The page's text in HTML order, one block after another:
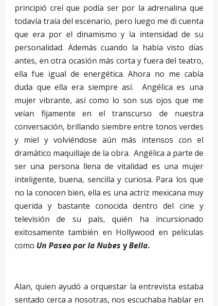
principió creí que podía ser por la adrenalina que
todavía traía del escenario, pero luego me di cuenta
que era por el dinamismo y la intensidad de su
personalidad. Además cuando la había visto días
antes, en otra ocasión más corta y fuera del teatro,
ella fue igual de energética. Ahora no me cabía
duda que ella era siempre así. Angélica es una
mujer vibrante, así como lo son sus ojos que me
veían fijamente en el transcurso de nuestra
conversación, brillando siembre entre tonos verdes
y miel y volviéndose aún más intensos con el
dramático maquillaje de la obra. Angélica a parte de
ser una persona llena de vitalidad es una mujer
inteligente, buena, sencilla y curiosa. Para los que
no la conocen bien, ella es una actriz mexicana muy
querida y bastante conocida dentro del cine y
televisión de su país, quién ha incursionado
exitosamente también en Hollywood en películas
como Un Paseo por la Nubes yBella.
Alan, quien ayudó a orquestar la entrevista estaba
sentado cerca a nosotras, nos escuchaba hablar en